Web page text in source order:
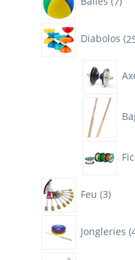
Diabolos
Feu 3
Jongleries